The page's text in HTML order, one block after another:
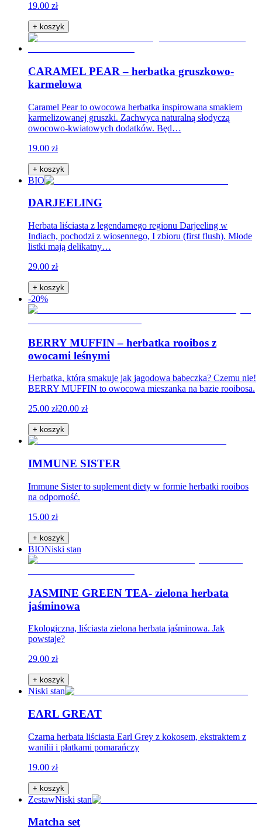
19.00 zł
+ koszyk
CARAMEL PEAR – herbatka gruszkowo-
karmelowa
Caramel Pear to owocowa herbatka inspirowana smakiem
karmelizowanej gruszki. Zachwyca naturalną słodyczą
owocowo-kwiatowych dodatków. Będ…
19.00 zł
+ koszyk
BIO
DARJEELING
Herbata liściasta z legendarnego regionu Darjeeling w
Indiach, pochodzi z wiosennego, I zbioru (first flush). Młode
listki mają delikatny…
29.00 zł
+ koszyk
-20%
BERRY MUFFIN – herbatka rooibos z
owocami leśnymi
Herbatka, która smakuje jak jagodowa babeczka? Czemu nie!
BERRY MUFFIN to owocowa mieszanka na bazie rooibosa.
25.00 zł20.00 zł
+ koszyk
IMMUNE SISTER
Immune Sister to suplement diety w formie herbatki rooibos
na odporność.
15.00 zł
+ koszyk
BIONiski stan
JASMINE GREEN TEA- zielona herbata
jaśminowa
Ekologiczna, liściasta zielona herbata jaśminowa. Jak
powstaje?
29.00 zł
+ koszyk
Niski stan
EARL GREAT
Czarna herbata liściasta Earl Grey z kokosem, ekstraktem z
wanilii i płatkami pomarańczy
19.00 zł
+ koszyk
ZestawNiski stan
Matcha set